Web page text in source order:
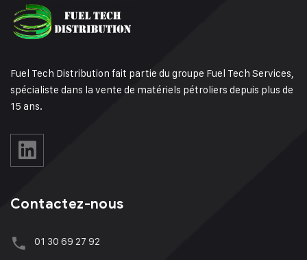
Fuel Tech Distribution fait partie du groupe Fuel Tech Services,
spécialiste dans la vente de matériels pétroliers depuis plus de
15 ans.
Contactez-nous
01 30 69 27 92